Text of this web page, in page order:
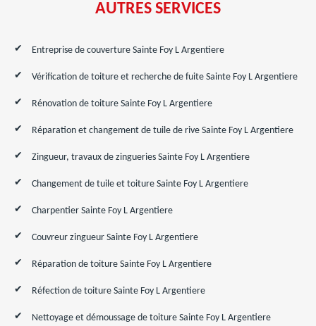
AUTRES SERVICES
Entreprise de couverture Sainte Foy L Argentiere
Vérification de toiture et recherche de fuite Sainte Foy L Argentiere
Rénovation de toiture Sainte Foy L Argentiere
Réparation et changement de tuile de rive Sainte Foy L Argentiere
Zingueur, travaux de zingueries Sainte Foy L Argentiere
Changement de tuile et toiture Sainte Foy L Argentiere
Charpentier Sainte Foy L Argentiere
Couvreur zingueur Sainte Foy L Argentiere
Réparation de toiture Sainte Foy L Argentiere
Réfection de toiture Sainte Foy L Argentiere
Nettoyage et démoussage de toiture Sainte Foy L Argentiere